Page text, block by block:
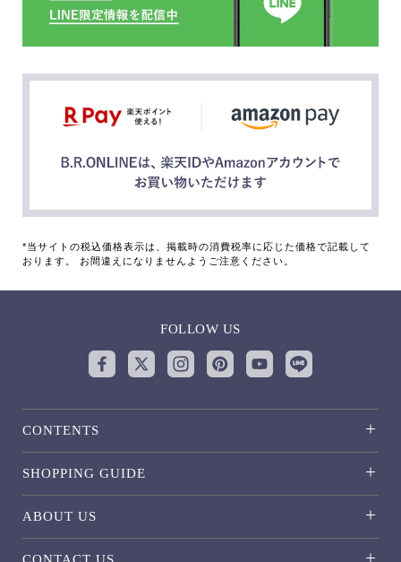
*当サイトの税込価格表示は、掲載時の消費税率に応じた価格で記載して
おります。 お間違えになりませんようご注意ください。
FOLLOW US
CONTENTS
SHOPPING GUIDE
ABOUT US
CONTACT US